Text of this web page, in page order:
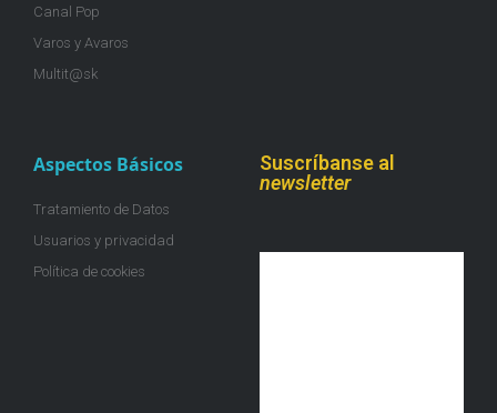
Canal Pop
Varos y Avaros
Multit@sk
Aspectos Básicos
Tratamiento de Datos
Usuarios y privacidad
Política de cookies
Suscríbanse al
newsletter